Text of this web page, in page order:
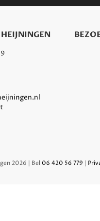
2026 | Bel 06 420 56 779 |